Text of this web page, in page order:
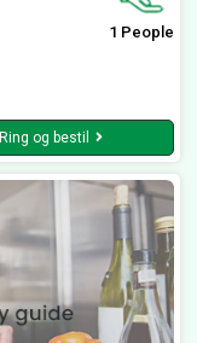
1 People
Ring og bestil